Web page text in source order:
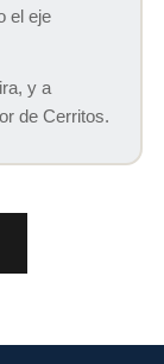
el eje
y a
de Cerritos.